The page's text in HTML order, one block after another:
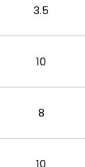
3.5
10
8
10